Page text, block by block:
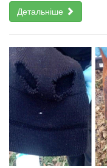
Детальніше